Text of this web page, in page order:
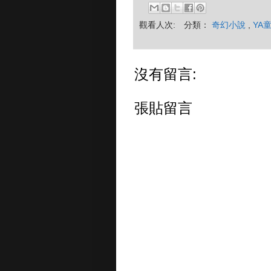
觀看人次: 分類： 奇幻小說 , YA
沒有留言:
張貼留言